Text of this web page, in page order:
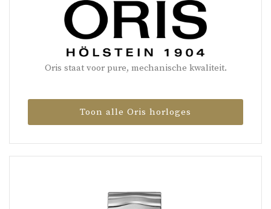
Oris staat voor pure, mechanische kwaliteit.
Toon alle Oris horloges